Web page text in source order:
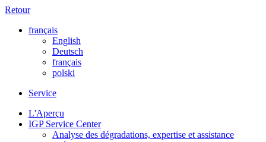
Retour
français
English
Deutsch
français
polski
Service
L'Aperçu
IGP Service Center
Analyse des dégradations, expertise et assistance